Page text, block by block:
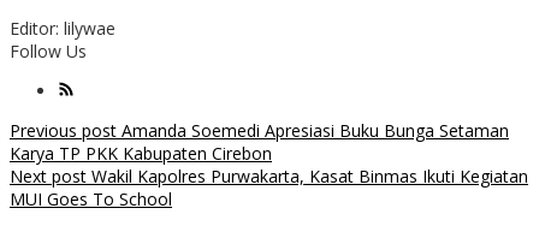
Editor: lilywae
Follow Us
Post
navigation
Previous post Amanda Soemedi Apresiasi Buku Bunga Setaman
Karya TP PKK Kabupaten Cirebon
Next post Wakil Kapolres Purwakarta, Kasat Binmas Ikuti Kegiatan
MUI Goes To School